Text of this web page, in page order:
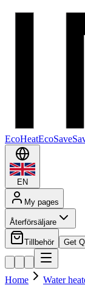
EcoHeatEcoSave
EN
My pages
Återförsäljare
Tillbehör Get
Home Water